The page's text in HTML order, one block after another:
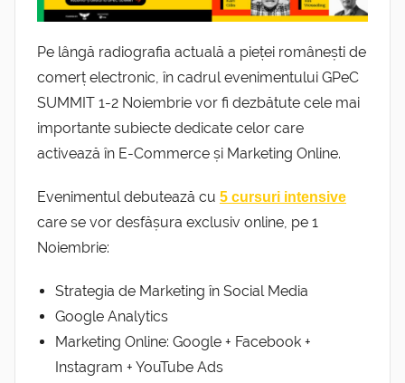
Pe lângă radiografia actuală a pieței românești de
comerț electronic, în cadrul evenimentului GPeC
SUMMIT 1-2 Noiembrie vor fi dezbătute cele mai
importante subiecte dedicate celor care
activează în E-Commerce și Marketing Online.
Evenimentul debutează cu 5 cursuri intensive
care se vor desfășura exclusiv online, pe 1
Noiembrie:
Strategia de Marketing în Social Media
Google Analytics
Marketing Online: Google + Facebook +
Instagram + YouTube Ads